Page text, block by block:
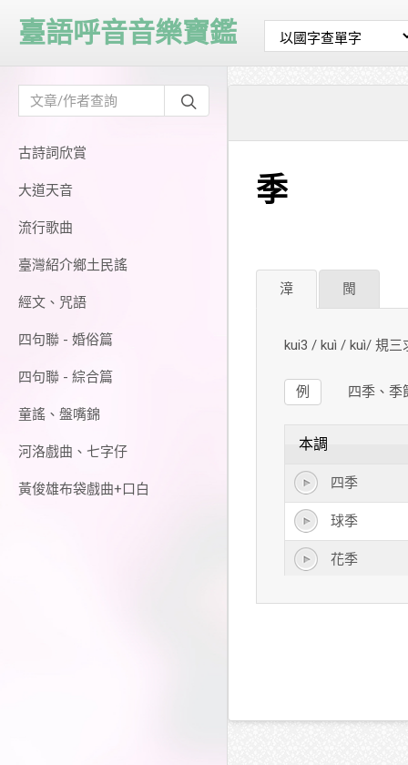
古詩詞欣賞
大道天音
流行歌曲
臺灣紹介鄉土民謠
經文、咒語
四句聯 - 婚俗篇
四句聯 - 綜合篇
童謠、盤嘴錦
河洛戲曲、七字仔
黃俊雄布袋戲曲+口白
臺語呼音音樂寶鑑
季
漳 閩
kui3 / kuì / kuì/ 規三
四季、季
例
本調
四季
球季
花季